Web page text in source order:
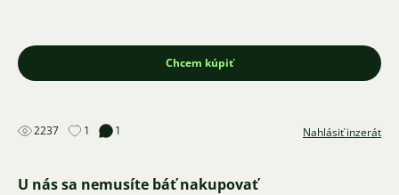
Chcem kúpiť
2237 1 1 Nahlásiť inzerát
U nás sa nemusíte báť nakupovať